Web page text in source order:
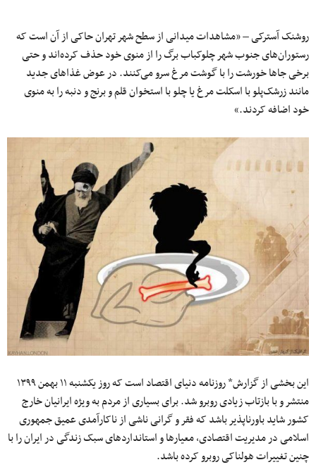
روشنک آسترکی – «مشاهدات میدانی از سطح شهر تهران حاکی از آن است که
رستوران‌های جنوب شهر چلوکباب برگ را از منوی خود حذف کرده‌اند و حتی
برخی جاها خورشت را با گوشت مرغ سرو می‌کنند. در عوض غذاهای جدید
مانند زرشک‌پلو با اسکلت مرغ یا چلو با استخوان قلم و برنج و دنبه را به منوی
خود اضافه کردند.»
این بخشی از گزارش* روزنامه دنیای اقتصاد است که روز یکشنبه ۱۱ بهمن ۱۳۹۹
منتشر و با بازتاب زیادی روبرو شد. برای بسیاری از مردم به ویژه ایرانیان خارج
کشور شاید باورناپذیر باشد که فقر و گرانی ناشی از ناکارآمدی عمیق جمهوری
اسلامی در مدیریت اقتصادی، معیارها و استانداردهای سبک زندگی در ایران را با
چنین تغییرات هولناکی روبرو کرده باشد.